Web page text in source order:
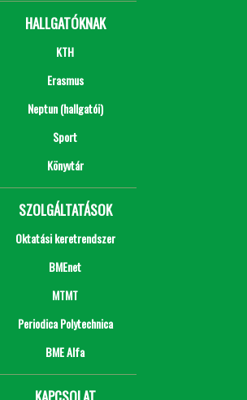
HALLGATÓKNAK
KTH
Erasmus
Neptun (hallgatói)
Sport
Könyvtár
SZOLGÁLTATÁSOK
Oktatási keretrendszer
BMEnet
MTMT
Periodica Polytechnica
BME Alfa